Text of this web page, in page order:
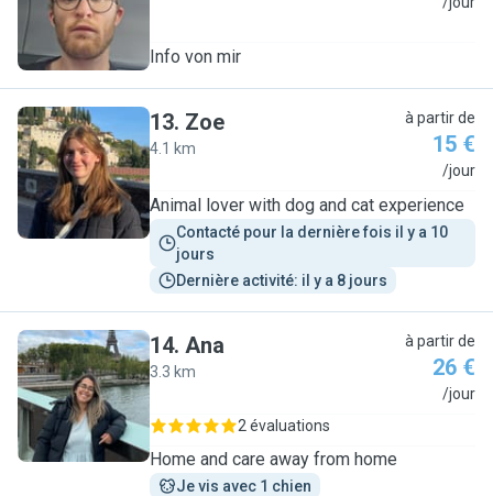
Info von mir
Z
13. Zoe
4.1 km
à partir de
15 €
/jour
Animal lover with dog and cat experience
Contacté pour la dernière fois il y a 10
jours
Dernière activité: il y a 8 jours
A
14. Ana
3.3 km
à partir de
26 €
/jour
2 évaluations
Home and care away from home
Je vis avec 1 chien